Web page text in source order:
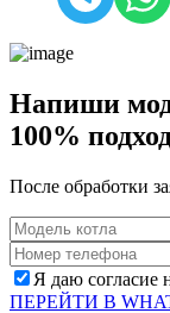
Напиши
100%
После обработки
Я даю согласие
ПЕРЕЙТИ В